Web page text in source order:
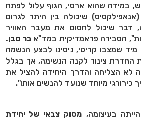
שהוא ארסי, הגוף עלול לפתח
שיכולה בין היתר לגרום
דבר שיכול לחסום את מעבר האוויר
הסבירה פראמדיקית במד"אבר סבן.
שמצבו קריטי, ניסינו לבצע הנשמה
החדרת צינור לקנה הנשימה, אך בגלל
לא הצליחה והדרך היחידה להציל את
כירורגי מיוחד שנועד להנשים אותו".
בעיצומה,מסוק צבאי של יחידת